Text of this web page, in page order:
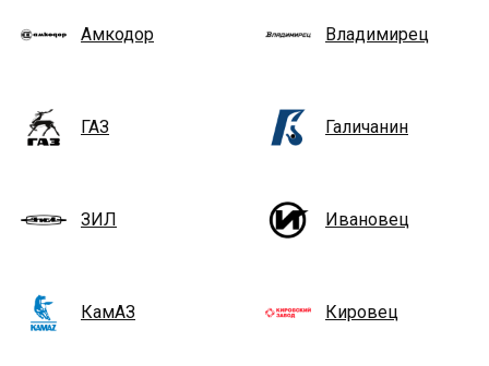
Амкодор Владимирец
ГАЗ Галичанин
ЗИЛ Ивановец
КамАЗ Кировец